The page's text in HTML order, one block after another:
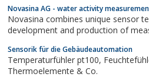
Produkte, alle wichtigen technischen Daten und viele
Hintergrundinformationen zur...
Novasina AG - water activity
Novasina combines unique sensor
development and production of
Sensorik für die Gebäudeautomation
Temperaturfühler pt100, Feuchtefühler, Druckfühler,
Thermoelemente & Co.